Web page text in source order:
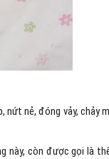
nẻ, đóng vảy, chảy
này, còn được gọi là